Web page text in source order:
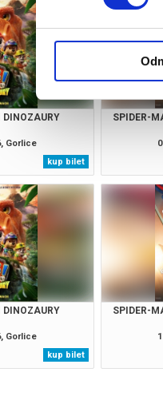
DINOZAURY
Gorlice
kup bilet
SPIDER-
DINOZAURY
Gorlice
kup bilet
SPIDER-